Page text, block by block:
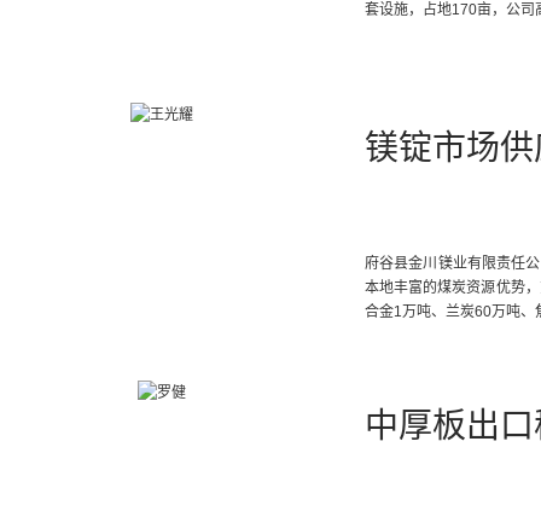
套设施，占地170亩，公
镁锭市场
府谷县金川镁业有限责任
本地丰富的煤炭资源优势
合金1万吨、兰炭60万吨、
中厚板出